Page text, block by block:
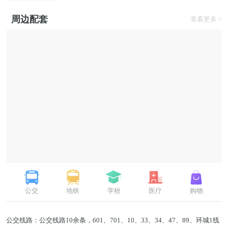
周边配套 查看更多 >
公交 地铁 学校 医疗 购物
公交线路：公交线路10余条，601、701、10、33、34、47、89、环城1线